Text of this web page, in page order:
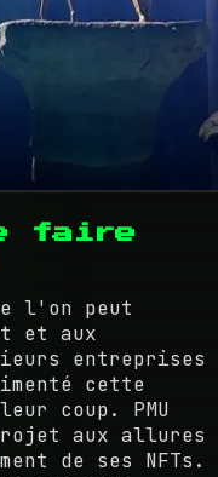
faire
l'on peut
et aux
entreprises
cette
coup. PMU
aux allures
de ses NFTs.